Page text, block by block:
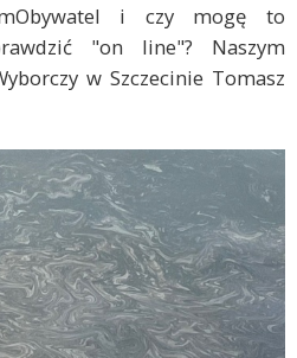
i czy mogę to
"on line"? Naszym
w Szczecinie Tomasz